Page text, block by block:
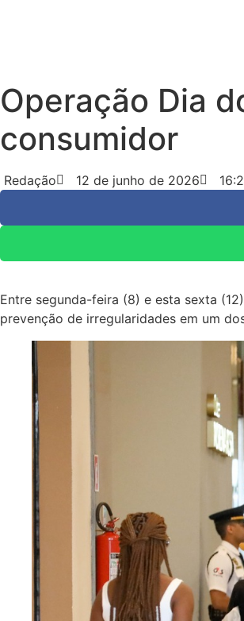
Operação Dia
consumidor
Redação 12 de junho de 2026
Entre segunda-feira (8) e esta sexta
prevenção de irregularidades em um